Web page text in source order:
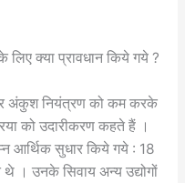
क्या प्रावधान किये गये ?
पर अंकुश नियंत्रण को कम करके
को उदारीकरण कहते हैं ।
आर्थिक सुधार किये गये : 18
थे । उनके सिवाय अन्य उद्योगों